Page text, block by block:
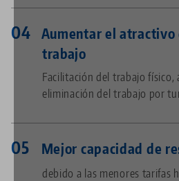
Aumentar el atractivo
trabajo
Facilitación del trabajo físico,
eliminación del trabajo por
Mejor capacidad de
debido a las menores tarifas